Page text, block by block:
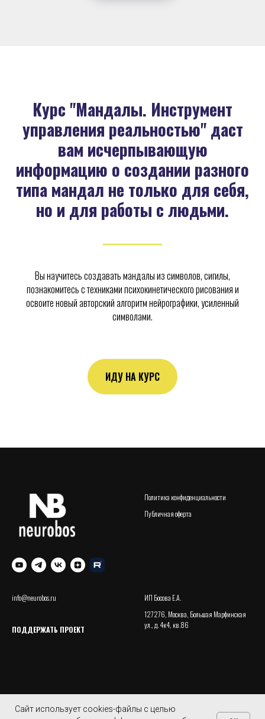
Курс "Мандалы. Инструмент
управления реальностью" даст
вам исчерпывающую
информацию о создании разного
типа мандал не только для себя,
но и для работы с людьми.
Вы научитесь создавать мандалы из символов, сигилы,
познакомитесь с техниками психокинетического рисования и
освоите новый авторский алгоритм нейрографики, усиленный
символами.
ИДУ НА КУРС
Сайт использует cookies-файлы с целью
Политика конфиденциальности
Публичная оферта
info@neurobos.ru
ПОДДЕРЖАТЬ ПРОЕКТ
ИП Босова Е.А.
127276, Москва, Большая Марфинская
ул., д. 4к4, кв.86